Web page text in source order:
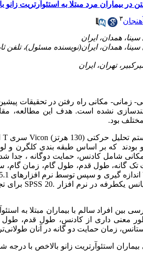
بیماران مرد مبتلا به استئوآرتریت
۳
زمانی- مکانی راه رفتن در تحقیقات
نشده است. هدف این مطالعه،
بود.
حرکتی (130 هرتز) ViconسریT
شامل کادنس، حمایت دوگانه ، جدا
تک گانه، طول قدم، طول گام، زمان
اندازه گیری و سپس توسط نرم افزارهای
یکطرفه در نرم افزار SPSS 20. برای
بین افراد سالم با بیماران مبتلا به
طور معنی داری از کادنس، طول قدم،
زمان حمایت دو گانه در آنان
بیماران استئوآرتریت زانو بالاخص با